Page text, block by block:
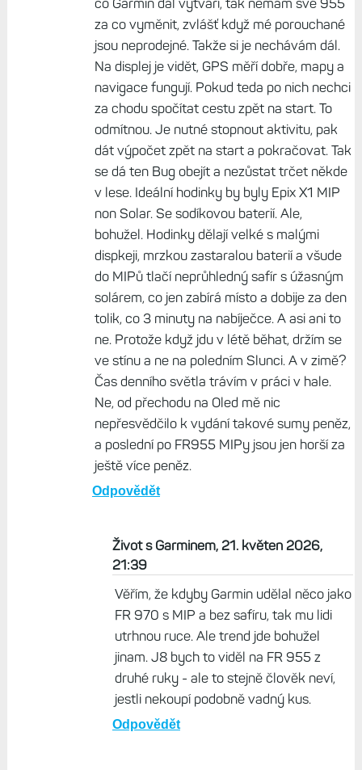
co Garmin dál vytváří, tak nemám své 955
za co vyměnit, zvlášť když mé porouchané
jsou neprodejné. Takže si je nechávám dál.
Na displej je vidět, GPS měří dobře, mapy a
navigace fungují. Pokud teda po nich nechci
za chodu spočítat cestu zpět na start. To
odmítnou. Je nutné stopnout aktivitu, pak
dát výpočet zpět na start a pokračovat. Tak
se dá ten Bug obejít a nezůstat trčet někde
v lese. Ideální hodinky by byly Epix X1 MIP
non Solar. Se sodíkovou baterií. Ale,
bohužel. Hodinky dělají velké s malými
dispkeji, mrzkou zastaralou baterií a všude
do MIPů tlačí neprůhledný safír s úžasným
solárem, co jen zabírá místo a dobije za den
tolik, co 3 minuty na nabíječce. A asi ani to
ne. Protože když jdu v létě běhat, držím se
ve stínu a ne na poledním Slunci. A v zimě?
Čas denního světla trávím v práci v hale.
Ne, od přechodu na Oled mě nic
nepřesvědčilo k vydání takové sumy peněz,
a poslední po FR955 MIPy jsou jen horší za
ještě více peněz.
Odpovědět
Život s Garminem, 21. květen 2026,
21:39
Věřím, že kdyby Garmin udělal něco jako
FR 970 s MIP a bez safíru, tak mu lidi
utrhnou ruce. Ale trend jde bohužel
jinam. J8 bych to viděl na FR 955 z
druhé ruky - ale to stejně člověk neví,
jestli nekoupí podobně vadný kus.
Odpovědět